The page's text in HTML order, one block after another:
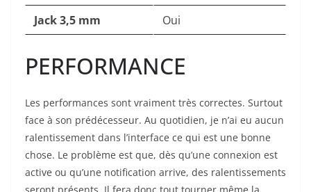
Jack 3,5 mm
Oui
PERFORMANCE
Les performances sont vraiment très correctes. Surtout
face à son prédécesseur. Au quotidien, je n’ai eu aucun
ralentissement dans l’interface ce qui est une bonne
chose. Le problème est que, dès qu’une connexion est
active ou qu’une notification arrive, des ralentissements